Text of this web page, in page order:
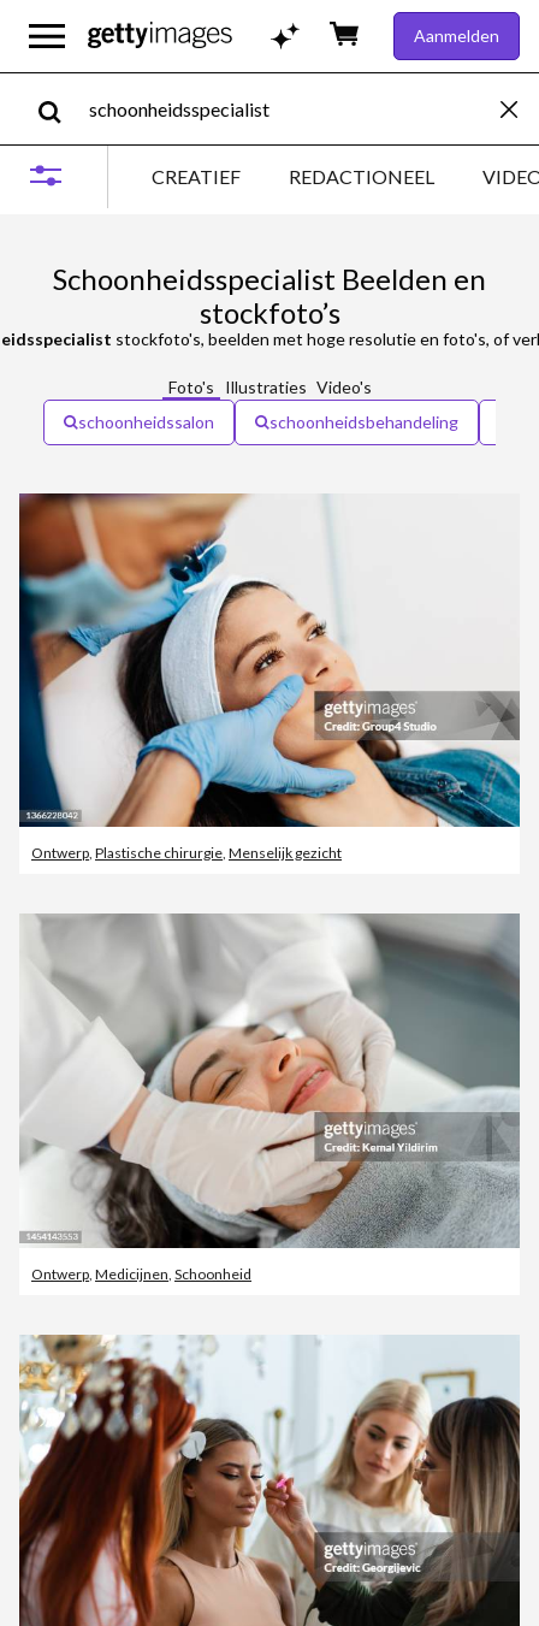
Aanmelden
CREATIEF REDACTIONEEL
Schoonheidsspecialist Beelden en
stockfoto’s
stockfoto's, beelden met hoge resolutie en foto's, of
Foto's Illustraties Video's
schoonheidssalon
schoonheidsbehandeling
Ontwerp, Plastische chirurgie, Menselijk gezicht
Ontwerp Medicijnen Schoonheid